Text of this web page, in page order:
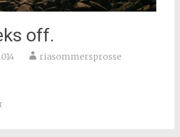
off.
riasommersprosse